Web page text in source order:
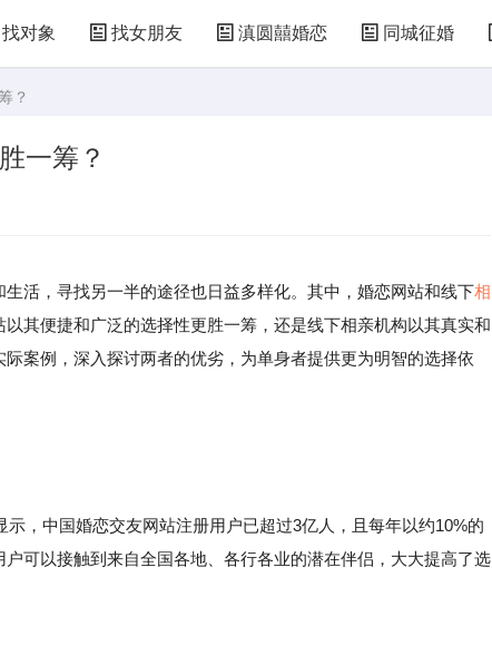
找对象 找女朋友 滇圆囍婚恋 同城征婚
？
一筹？
活，寻找另一半的途径也日益多样化。其中，婚恋网站和线下相
其便捷和广泛的选择性更胜一筹，还是线下相亲机构以其真实和
案例，深入探讨两者的优劣，为单身者提供更为明智的选择依
示，中国婚恋交友网站注册用户已超过3亿人，且每年以约10%的
可以接触到来自全国各地、各行各业的潜在伴侣，大大提高了选